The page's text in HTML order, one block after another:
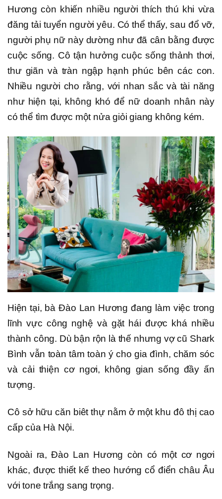
Hương còn khiến nhiều người thích thú khi vừa
đăng tải tuyển người yêu. Có thể thấy, sau đổ vỡ,
người phụ nữ này dường như đã cân bằng được
cuộc sống. Cô tận hưởng cuộc sống thảnh thơi,
thư giãn và tràn ngập hạnh phúc bên các con.
Nhiều người cho rằng, với nhan sắc và tài năng
như hiện tại, không khó để nữ doanh nhân này
có thể tìm được một nửa giỏi giang không kém.
Hiện tại, bà Đào Lan Hương đang làm việc trong
lĩnh vực công nghệ và gặt hái được khá nhiều
thành công. Dù bận rộn là thế nhưng vợ cũ Shark
Bình vẫn toàn tâm toàn ý cho gia đình, chăm sóc
và cải thiện cơ ngơi, không gian sống đầy ấn
tượng.
Cô sở hữu căn biêt thự nằm ở một khu đô thị cao
cấp của Hà Nội.
Ngoài ra, Đào Lan Hương còn có một cơ ngơi
khác, được thiết kế theo hướng cổ điển châu Âu
với tone trắng sang trọng.